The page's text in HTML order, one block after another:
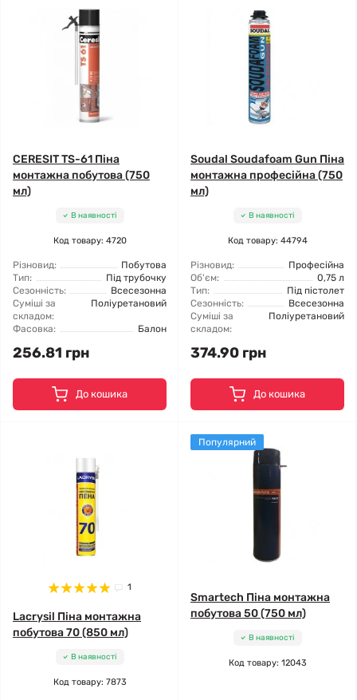
CERESIT TS-61 Піна
монтажна побутова (750
мл)
В наявності
Код товару: 4720
Різновид:
Побутова
Тип:
Під трубочку
Сезонність:
Всесезонна
Суміші за
складом:
Поліуретановий
Фасовка: Балон
256.81 грн
До кошика
Soudal Soudafoam Gun Піна
монтажна професійна (750
мл)
В наявності
Код товару: 44794
Різновид:
Професійна
Об'єм:
0,75 л
Тип:
Під пістолет
Сезонність:
Всесезонна
Суміші за
складом:
Поліуретановий
374.90 грн
До кошика
1
Lacrysil Піна монтажна
побутова 70 (850 мл)
В наявності
Код товару: 7873
Популярний
Smartech Піна монтажна
побутова 50 (750 мл)
В наявності
Код товару: 12043